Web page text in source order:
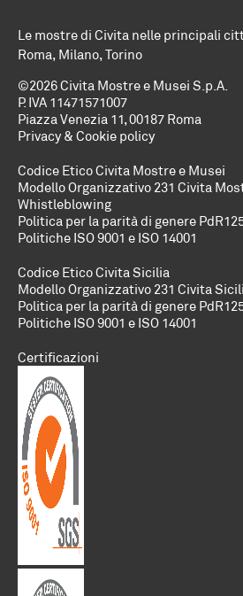
Le mostre di Civita nelle principali
Roma, Milano,Torino
©2026 Civita Mostre e Musei S.p.A.
P. IVA 11471571007
Piazza Venezia 11, 00187 Roma
Privacy & Cookie policy
Codice Etico Civita Mostre e Musei
Modello Organizzativo 231 Civita
Whistleblowing
Politica per la parità di genere
Politiche ISO 9001 e ISO 14001
Codice Etico Civita Sicilia
Modello Organizzativo 231 Civita
Politica per la parità di genere
Politiche ISO 9001 e ISO 14001
Certificazioni